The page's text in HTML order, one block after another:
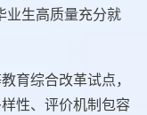
业生高质量充分就
育综合改革试点，
性、评价机制包容